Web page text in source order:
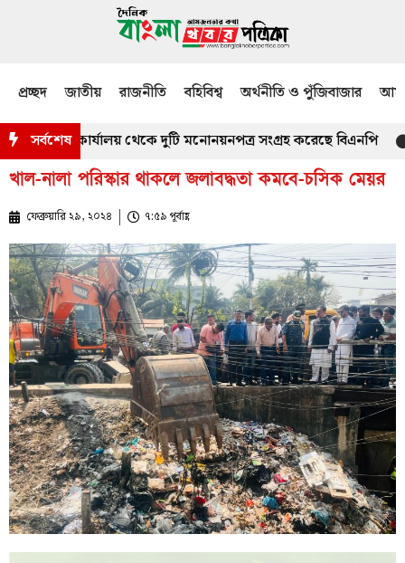
প্রচ্ছদ জাতীয় রাজনীতি বহিবিশ্ব অর্থনীতি ও পুঁজিবাজার
সর্বশেষকার্যালয় থেকে দুটি মনোনয়নপত্র সংগ্রহ করেছে বিএনপি
খাল-নালা পরিস্কার থাকলে জলাবদ্ধতা কমবে-চসিক মেয়র
ফেব্রুয়ারি ২৯, ২০২৪ ৭:৫৯ পূর্বাহ্ণ